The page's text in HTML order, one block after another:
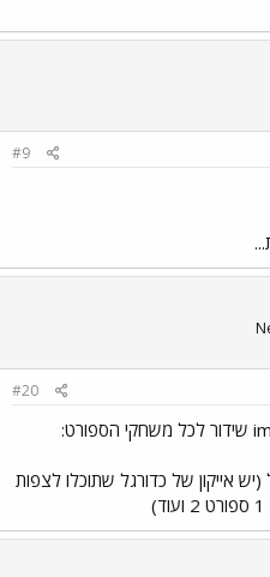
#9
#20
(יש אייקון של כדורגל שתוכלו לצפות